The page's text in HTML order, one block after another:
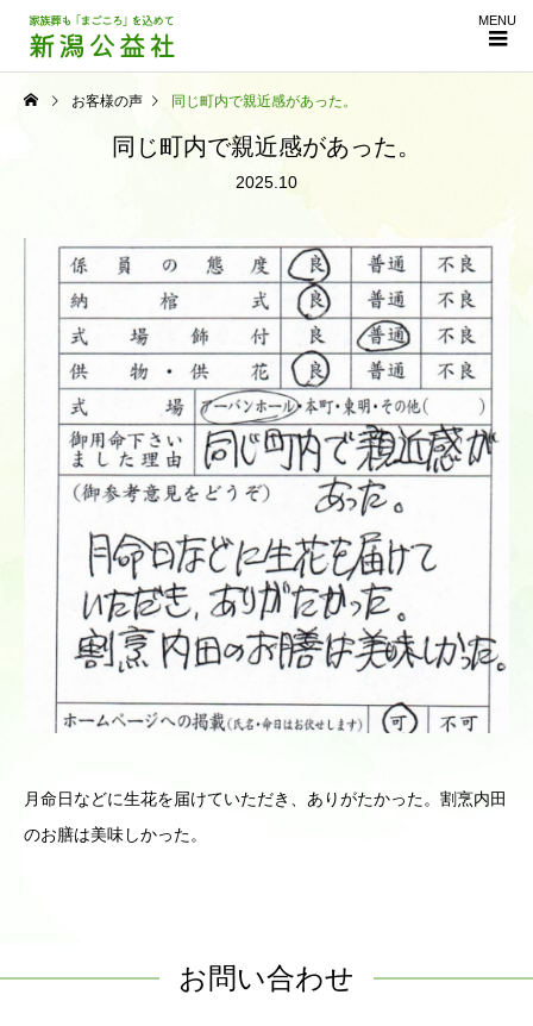
MENU
お客様の声 同じ町内で親近感があった。
同じ町内で親近感があった。
2025.10
月命日などに生花を届けていただき、ありがたかった。割烹内田
のお膳は美味しかった。
お問い合わせ